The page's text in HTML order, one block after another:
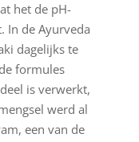
het de pH-
In de Ayurveda
dagelijks te
formules
is verwerkt,
werd al
een van de